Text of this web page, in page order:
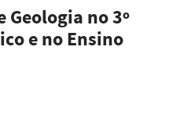
Geologia no 3º
e no Ensino